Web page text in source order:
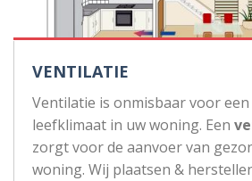
VENTILATIE
Ventilatie is onmisbaar voor
leefklimaat in uw woning. Een
zorgt voor de aanvoer van
woning. Wij plaatsen &